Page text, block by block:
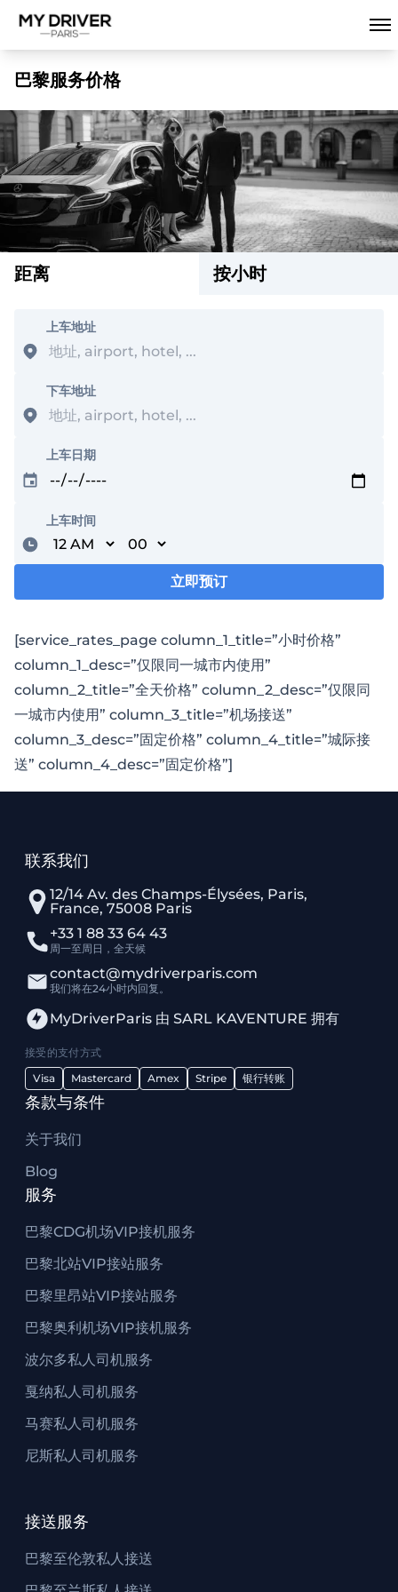
巴黎服务价格
距离 按小时
上车地址
下车地址
上车日期
上车时间
Minutes
加载中...
立即预订
[service_rates_page column_1_title=”小时价格”
column_1_desc=”仅限同一城市内使用”
column_2_title=”全天价格” column_2_desc=”仅限同
一城市内使用” column_3_title=”机场接送”
column_3_desc=”固定价格” column_4_title=”城际接
送” column_4_desc=”固定价格”]
联系我们
12/14 Av. des Champs-Élysées, Paris,
France, 75008 Paris
+33 1 88 33 64 43
周一至周日，全天候
contact@mydriverparis.com
我们将在24小时内回复。
MyDriverParis 由 SARL KAVENTURE 拥有
接受的支付方式
Visa
Mastercard Amex Stripe 银行转账
条款与条件
关于我们
Blog
服务
巴黎CDG机场VIP接机服务
巴黎北站VIP接站服务
巴黎里昂站VIP接站服务
巴黎奥利机场VIP接机服务
波尔多私人司机服务
戛纳私人司机服务
马赛私人司机服务
尼斯私人司机服务
接送服务
巴黎至伦敦私人接送